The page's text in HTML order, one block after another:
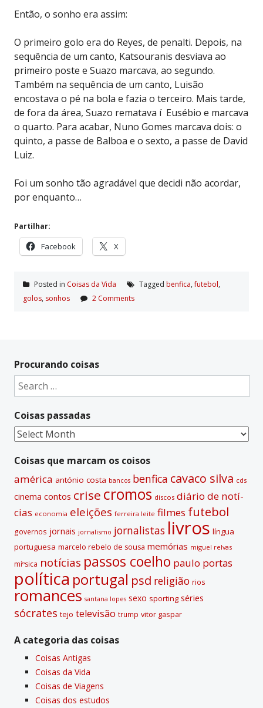
Então, o sonho era assim:
O primeiro golo era do Reyes, de penalti. Depois, na
sequência de um canto, Katsouranis desviava ao
primeiro poste e Suazo marcava, ao segundo.
Também na sequência de um canto, Luisão
encostava o pé na bola e fazia o terceiro. Mais tarde,
de fora da área, Suazo rematava í Eusébio e marcava
o quarto. Para acabar, Nuno Gomes marcava dois: o
quinto, a passe de Balboa e o sexto, a passe de David
Luiz.
Foi um sonho tão agradável que decidi não acordar,
por enquanto…
Partilhar:
Facebook X
Posted in Coisas da Vida Tagged benfica,futebol,
golos, sonhos 2 Comments
Procurando coisas
Search
for:
Coisas passadas
Coisas
Coisas que marcam os coisos
américa antónio costa bancos benfica cavaco silva cds
cinema contos crise cromos discos diário de notí­
cias economia eleições ferreira leite filmes futebol
governos jornais jornalismo jornalistas livros lí­ngua
portuguesa marcelo rebelo de sousa memórias miguel relvas
míºsica notí­cias passos coelho paulo portas
polí­tica portugal psd religião rios
romances santana lopes sexo sporting séries
sócrates tejo televisão trump vitor gaspar
A categoria das coisas
Coisas Antigas
Coisas da Vida
Coisas de Viagens
Coisas dos estudos